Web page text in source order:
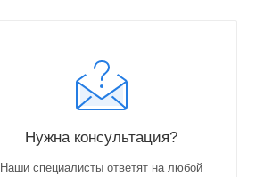
Нужна консультация?
Наши специалисты ответят на любой